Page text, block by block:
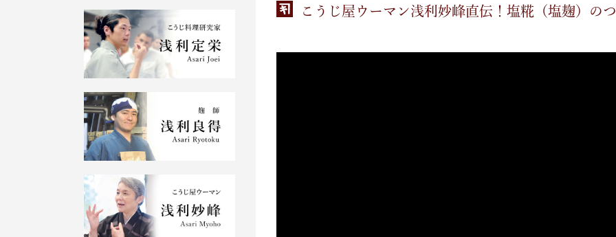
こうじ屋ウーマン浅利妙峰直伝！塩糀（塩麹）の